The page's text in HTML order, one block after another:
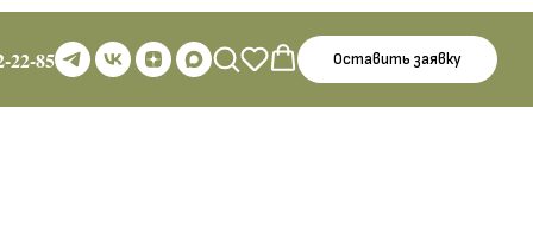
22-85 Оставить заявку